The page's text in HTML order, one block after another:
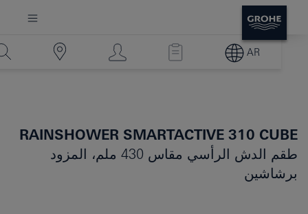
AR
RAINSHOWER SMARTACTIVE 310 CUBE
طقم الدش الرأسي مقاس 430 ملم، المزود
برشاشين